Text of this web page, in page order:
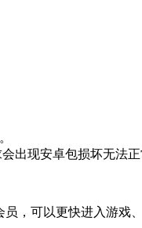
出现安卓包损坏无法正
，可以更快进入游